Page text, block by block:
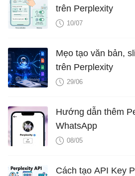
trên Perplexity
10/07
Mẹo tạo văn bản,
trên Perplexity
29/06
Hướng dẫn thêm
WhatsApp
08/05
Cách tạo API Key